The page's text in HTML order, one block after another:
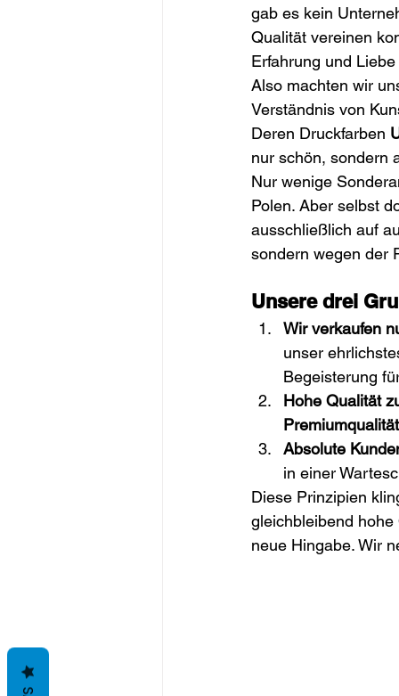
gab es kein
Qualität vereinen
Erfahrung und
Also machten wir
Verständnis von
Deren Druckfarben
nur schön, sondern
Nur wenige
Polen. Aber selbst
ausschließlich auf
sondern wegen der
Unsere drei
Wir verkaufen
unser
Begeisterung
Hohe Qualität
Premiumqualität
Absolute
in einer
Diese Prinzipien
gleichbleibend
neue Hingabe. Wir